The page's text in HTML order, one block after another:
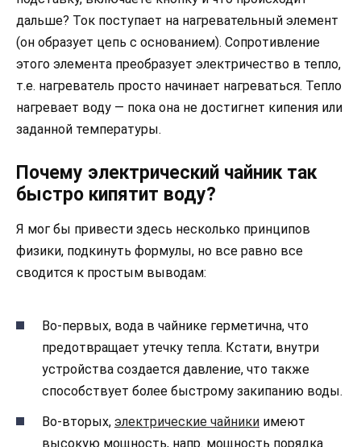
дальше? Ток поступает на нагревательный элемент
(он образует цепь с основанием). Сопротивление
этого элемента преобразует электричество в тепло,
т.е. нагреватель просто начинает нагреваться. Тепло
нагревает воду — пока она не достигнет кипения или
заданной температуры.
Почему электрический чайник так
быстро кипятит воду?
Я мог бы привести здесь несколько принципов
физики, подкинуть формулы, но все равно все
сводится к простым выводам:
Во-первых, вода в чайнике герметична, что
предотвращает утечку тепла. Кстати, внутри
устройства создается давление, что также
способствует более быстрому закипанию воды.
Во-вторых, электрические чайники имеют
высокую мощность, напр. мощность порядка